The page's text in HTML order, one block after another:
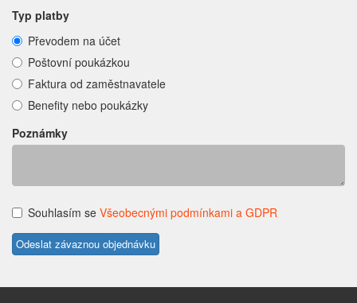
Typ platby
Převodem na účet
Poštovní poukázkou
Faktura od zaměstnavatele
Benefity nebo poukázky
Poznámky
Souhlasím se Všeobecnými podmínkami a GDPR